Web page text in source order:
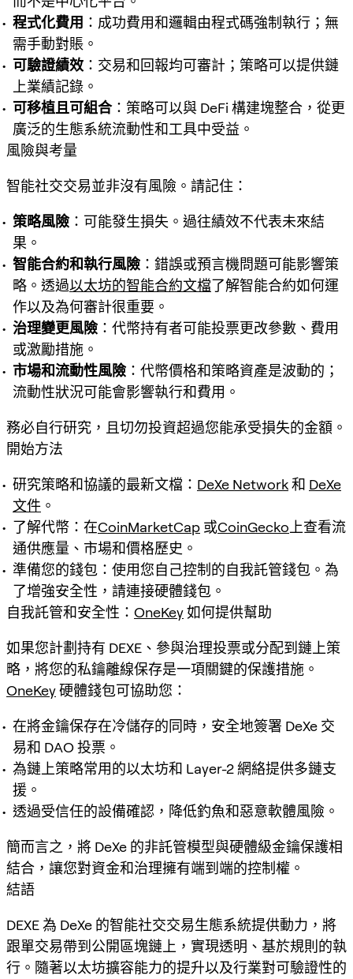
程式化費用 ：成功費用和邏輯由程式碼強制執行；無
需手動對賬。
可驗證績效 ：交易和回報均可審計；策略可以提供鏈
上業績記錄。
可移植且可組合：策略可以與 DeFi 構建塊整合，從更
廣泛的生態系統流動性和工具中受益。
風險與考量
智能社交交易並非沒有風險。請記住：
策略風險 ：可能發生損失。過往績效不代表未來結
果。
智能合約和執行風險 ：錯誤或預言機問題可能影響策
略。透過以太坊的智能合約文檔了解智能合約如何運
作以及為何審計很重要。
治理變更風險 ：代幣持有者可能投票更改參數、費用
或激勵措施。
市場和流動性風險 ：代幣價格和策略資產是波動的；
流動性狀況可能會影響執行和費用。
務必自行研究，且切勿投資超過您能承受損失的金額。
開始方法
研究策略和協議的最新文檔： DeXe Network和 DeXe
文件 。
了解代幣：在CoinMarketCap 或CoinGecko 上查看流
通供應量、市場和價格歷史。
準備您的錢包：使用您自己控制的自我託管錢包。為
了增強安全性，請連接硬體錢包。
自我託管和安全性： OneKey如何提供幫助
如果您計劃持有 DEXE、參與治理投票或分配到鏈上策
略，將您的私鑰離線保存是一項關鍵的保護措施。
OneKey硬體錢包可協助您：
在將金鑰保存在冷儲存的同時，安全地簽署 DeXe 交
易和 DAO 投票。
為鏈上策略常用的以太坊和 Layer-2 網絡提供多鏈支
援。
透過受信任的設備確認，降低釣魚和惡意軟體風險。
簡而言之，將 DeXe 的非託管模型與硬體級金鑰保護相
結合，讓您對資金和治理擁有端到端的控制權。
結語
DEXE 為 DeXe 的智能社交交易生態系統提供動力，將
跟單交易帶到公開區塊鏈上，實現透明、基於規則的執
行。隨著以太坊擴容能力的提升以及行業對可驗證性的